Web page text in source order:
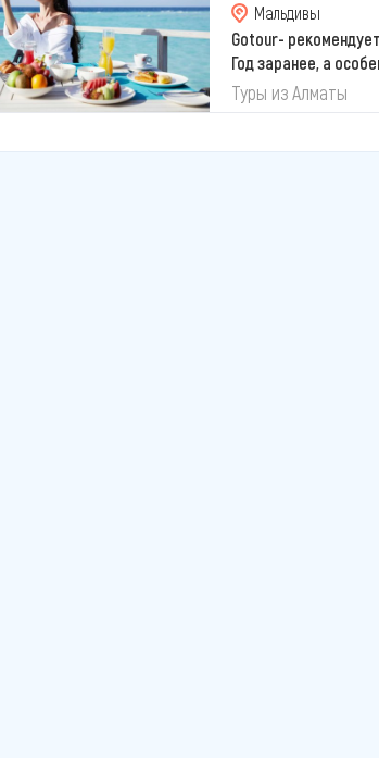
Мальдивы
Gotour-
Год заранее, а
пери...
Туры из Алматы